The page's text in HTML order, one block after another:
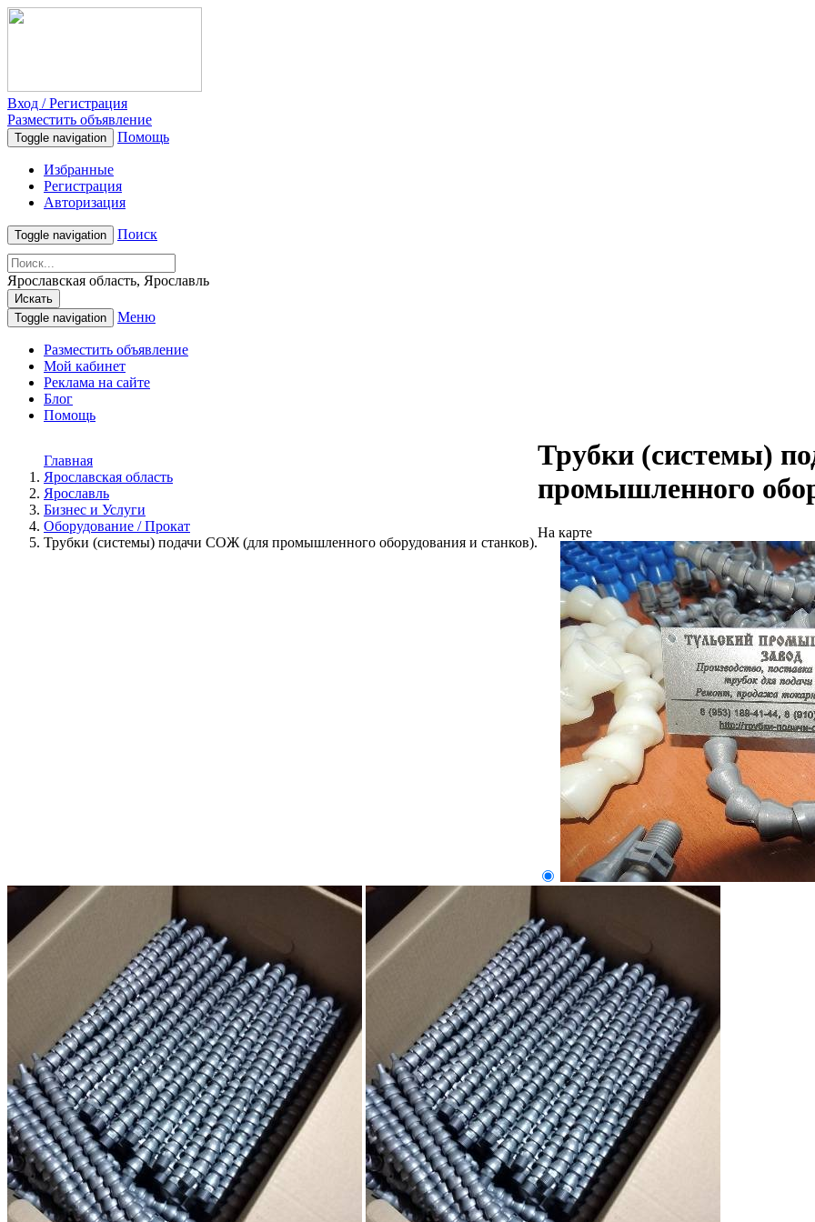
Вход / Регистрация
Разместить объявление
Toggle navigation Помощь
Избранные
Регистрация
Авторизация
Toggle navigation Поиск
Ярославская область, Ярославль
Искать
Toggle navigation
Меню
Разместить объявление
Мой кабинет
Реклама на сайте
Блог
Помощь
Главная
Ярославская область
Ярославль
Бизнес и Услуги
Оборудование / Прокат
Трубки (системы) подачи СОЖ (для промышленного оборудования и станков).
Трубки (системы)
промышленного
На карте